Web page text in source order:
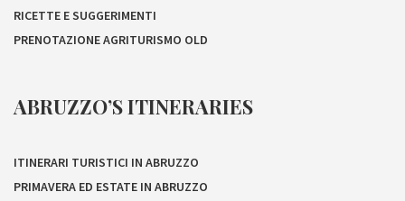
RICETTE E SUGGERIMENTI
PRENOTAZIONE AGRITURISMO OLD
ABRUZZO’S ITINERARIES
ITINERARI TURISTICI IN ABRUZZO
PRIMAVERA ED ESTATE IN ABRUZZO